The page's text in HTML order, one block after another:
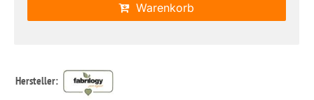
Warenkorb
Hersteller: